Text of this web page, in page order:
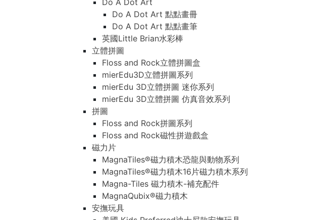
Do A Dot Art
Do A Dot Art 點點畫冊
Do A Dot Art 點點畫筆
英國Little Brian水彩棒
立體拼圖
Floss and Rock立體拼圖盒
mierEdu3D立體拼圖系列
mierEdu 3D立體拼圖 迷你系列
mierEdu 3D立體拼圖 仿真音效系列
拼圖
Floss and Rock拼圖系列
Floss and Rock磁性拼遊戲盒
磁力片
MagnaTiles®磁力積木恐龍與動物系列
MagnaTiles®磁力積木16片磁力積木系列
Magna-Tiles 磁力積木-補充配件
MagnaQubix®磁力積木
安撫玩具